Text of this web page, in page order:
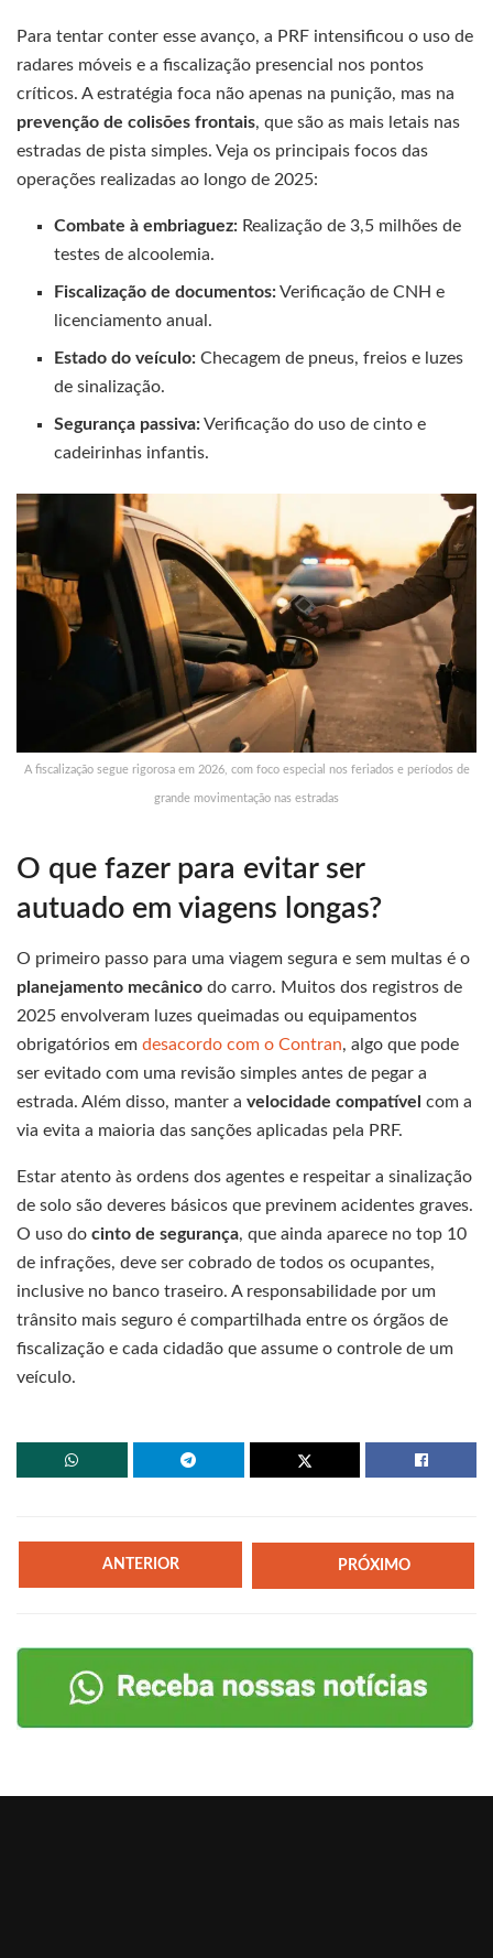
Para tentar conter esse avanço, a PRF intensificou o uso de
radares móveis e a fiscalização presencial nos pontos
críticos. A estratégia foca não apenas na punição, mas na
prevenção de colisões frontais, que são as mais letais nas
estradas de pista simples. Veja os principais focos das
operações realizadas ao longo de 2025:
Combate à embriaguez: Realização de 3,5 milhões de
testes de alcoolemia.
Fiscalização de documentos:Verificação de CNH e
licenciamento anual.
Estado do veículo: Checagem de pneus, freios e luzes
de sinalização.
Segurança passiva:Verificação do uso de cinto e
cadeirinhas infantis.
A fiscalização segue rigorosa em 2026, com foco especial nos feriados e períodos de
grande movimentação nas estradas
O que fazer para evitar ser
autuado em viagens longas?
O primeiro passo para uma viagem segura e sem multas é o
planejamento mecânico do carro. Muitos dos registros de
2025 envolveram luzes queimadas ou equipamentos
obrigatórios em desacordo com o Contran, algo que pode
ser evitado com uma revisão simples antes de pegar a
estrada. Além disso, manter a velocidade compatível com a
via evita a maioria das sanções aplicadas pela PRF.
Estar atento às ordens dos agentes e respeitar a sinalização
de solo são deveres básicos que previnem acidentes graves.
O uso do cinto de segurança, que ainda aparece no top 10
de infrações, deve ser cobrado de todos os ocupantes,
inclusive no banco traseiro. A responsabilidade por um
trânsito mais seguro é compartilhada entre os órgãos de
fiscalização e cada cidadão que assume o controle de um
veículo.
ANTERIOR PRÓXIMO